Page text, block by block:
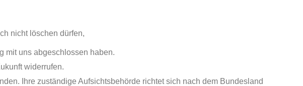
nicht löschen dürfen,
mit uns abgeschlossen haben.
widerrufen.
Ihre zuständige Aufsichtsbehörde richtet sich nach dem Bundesland